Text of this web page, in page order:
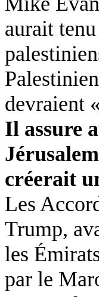
aurait
devraient
Il assure
créerait
Les
Trump,
les
par le